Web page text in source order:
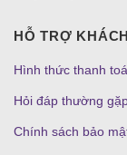
HỖ TRỢ
Hình thức thanh
Hỏi đáp thường
Chính sách bảo